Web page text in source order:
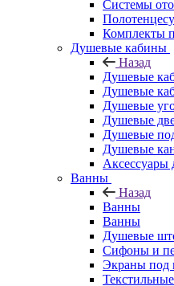
Системы
Комплекты
Душевые кабины
Назад
Душевые
Душевые
Душевые
Душевые
Душевые
Душевые
Аксессуары
Ванны
Назад
Ванны
Ванны
Душевые
Сифоны и
Экраны под